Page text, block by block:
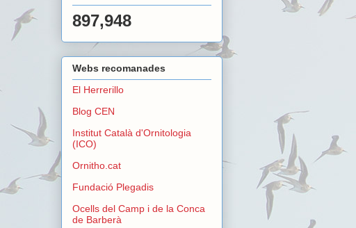
897,948
Webs recomanades
El Herrerillo
Blog CEN
Institut Català d'Ornitologia
(ICO)
Ornitho.cat
Fundació Plegadis
Ocells del Camp i de la Conca
de Barberà